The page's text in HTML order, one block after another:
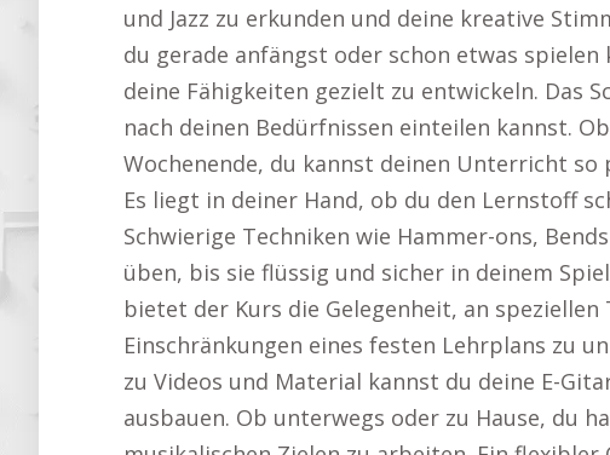
und Jazz zu erkunden und deine kreative
du gerade anfängst oder schon etwas
deine Fähigkeiten gezielt zu entwickeln. Das
nach deinen Bedürfnissen einteilen kannst.
Wochenende, du kannst deinen Unterricht
Es liegt in deiner Hand, ob du den Lernstoff
Schwierige Techniken wie Hammer-ons,
üben, bis sie flüssig und sicher in deinem
bietet der Kurs die Gelegenheit, an
Einschränkungen eines festen Lehrplans zu
zu Videos und Material kannst du deine E-
ausbauen. Ob unterwegs oder zu Hause, du